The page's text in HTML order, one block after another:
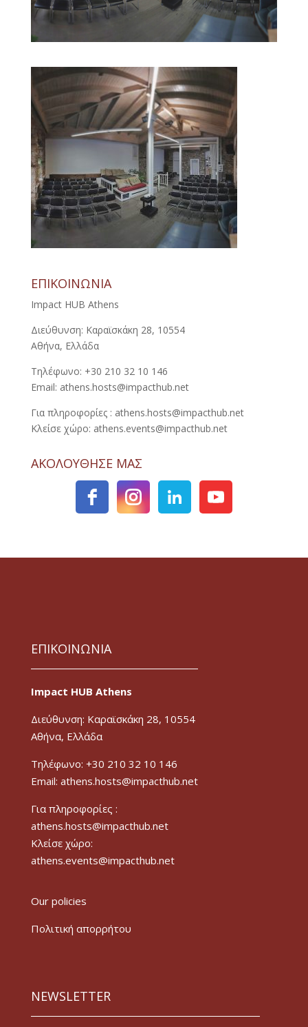
ΕΠΙΚΟΙΝΩΝΙΑ
Impact HUB Athens
Διεύθυνση: Καραϊσκάκη 28, 10554
Αθήνα, Ελλάδα
Τηλέφωνο: +30 210 32 10 146
Email: athens.hosts@impacthub.net
Για πληροφορίες : athens.hosts@impacthub.net
Κλείσε χώρο: athens.events@impacthub.net
ΑΚΟΛΟΥΘΗΣΕ ΜΑΣ
ΕΠΙΚΟΙΝΩΝΙΑ
Impact HUB Athens
Διεύθυνση: Καραϊσκάκη 28, 10554
Αθήνα, Ελλάδα
Τηλέφωνο: +30 210 32 10 146
Email: athens.hosts@impacthub.net
Για πληροφορίες :
athens.hosts@impacthub.net
Κλείσε χώρο:
athens.events@impacthub.net
Our policies
Πολιτική απορρήτου
NEWSLETTER